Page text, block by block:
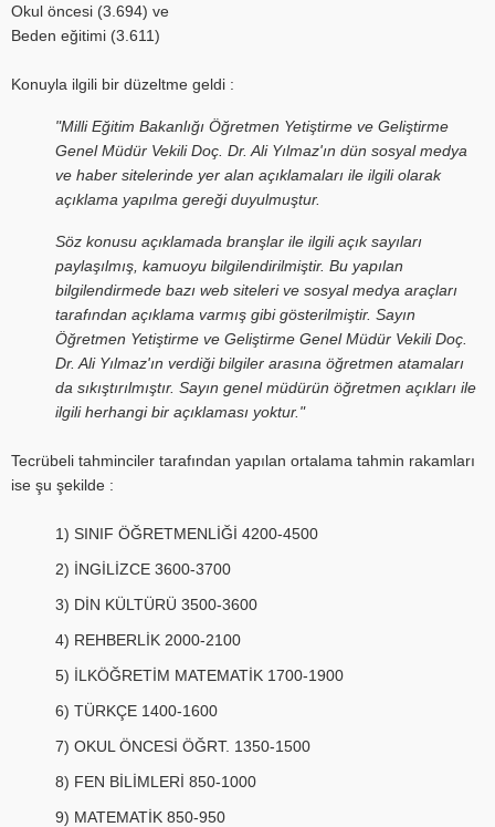
Okul öncesi (3.694) ve
Beden eğitimi (3.611)
Konuyla ilgili bir düzeltme geldi :
"Milli Eğitim Bakanlığı Öğretmen Yetiştirme ve Geliştirme
Genel Müdür Vekili Doç. Dr. Ali Yılmaz'ın dün sosyal medya
ve haber sitelerinde yer alan açıklamaları ile ilgili olarak
açıklama yapılma gereği duyulmuştur.
Söz konusu açıklamada branşlar ile ilgili açık sayıları
paylaşılmış, kamuoyu bilgilendirilmiştir. Bu yapılan
bilgilendirmede bazı web siteleri ve sosyal medya araçları
tarafından açıklama varmış gibi gösterilmiştir. Sayın
Öğretmen Yetiştirme ve Geliştirme Genel Müdür Vekili Doç.
Dr. Ali Yılmaz'ın verdiği bilgiler arasına öğretmen atamaları
da sıkıştırılmıştır. Sayın genel müdürün öğretmen açıkları ile
ilgili herhangi bir açıklaması yoktur."
Tecrübeli tahminciler tarafından yapılan ortalama tahmin rakamları
ise şu şekilde :
1) SINIF ÖĞRETMENLİĞİ 4200-4500
2) İNGİLİZCE 3600-3700
3) DİN KÜLTÜRÜ 3500-3600
4) REHBERLİK 2000-2100
5) İLKÖĞRETİM MATEMATİK 1700-1900
6) TÜRKÇE 1400-1600
7) OKUL ÖNCESİ ÖĞRT. 1350-1500
8) FEN BİLİMLERİ 850-1000
9) MATEMATİK 850-950